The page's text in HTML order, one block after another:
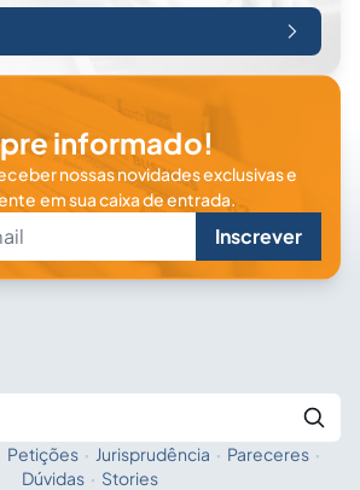
informado!
nossas novidades exclusivas e
em sua caixa de entrada.
Inscrever
Fale com a IA
Petições · Jurisprudência · Pareceres ·
Dúvidas · Stories